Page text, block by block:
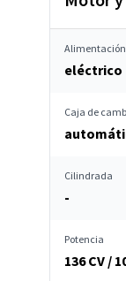
Alimentación
eléctrico
Caja de
Cilindrada
-
Potencia
136 CV /